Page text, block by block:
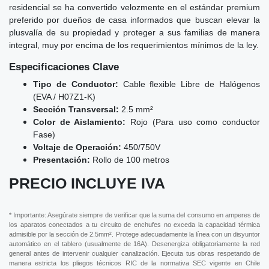
residencial se ha convertido velozmente en el estándar premium
preferido por dueños de casa informados que buscan elevar la
plusvalía de su propiedad y proteger a sus familias de manera
integral, muy por encima de los requerimientos mínimos de la ley.
Especificaciones Clave
Tipo de Conductor: Cable flexible Libre de Halógenos
(EVA / H07Z1-K)
Sección Transversal: 2.5 mm²
Color de Aislamiento: Rojo (Para uso como conductor
Fase)
Voltaje de Operación: 450/750V
Presentación: Rollo de 100 metros
PRECIO INCLUYE IVA
* Importante: Asegúrate siempre de verificar que la suma del consumo en amperes de
los aparatos conectados a tu circuito de enchufes no exceda la capacidad térmica
admisible por la sección de 2.5mm². Protege adecuadamente la línea con un disyuntor
automático en el tablero (usualmente de 16A). Desenergiza obligatoriamente la red
general antes de intervenir cualquier canalización. Ejecuta tus obras respetando de
manera estricta los pliegos técnicos RIC de la normativa SEC vigente en Chile